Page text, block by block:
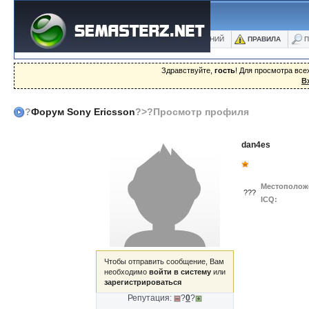
ФОРУМ БЛОГИ ФОТО БАЗА ЗНАНИЙ ПРАВИЛА
Здравствуйте, гость! Для просмотра
?Форум Sony Ericsson?>?Просмотр профиля
Чтобы отправить сообщение, Вам
необходимо войти в систему или
зарегистрироваться
Репутация: ?0?
dan4es
???
ICQ: